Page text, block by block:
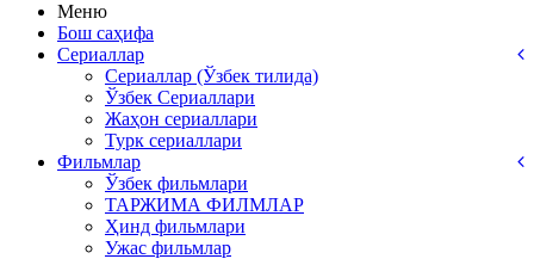
Меню
Бош саҳифа
Сериаллар
Сериаллар (Ўзбек тилида)
Ўзбек Сериаллари
Жаҳон сериаллари
Турк сериаллари
Фильмлар
Ўзбек фильмлари
ТАРЖИМА ФИЛМЛАР
Ҳинд фильмлари
Ужас фильмлар